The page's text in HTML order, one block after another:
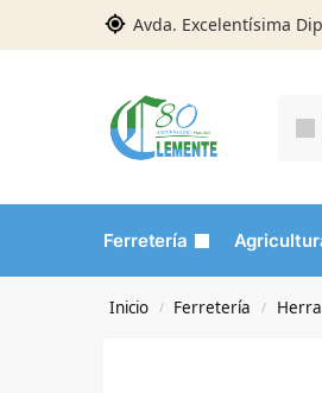
Avda. Excelentísima
Ferretería
Inicio / Ferretería /